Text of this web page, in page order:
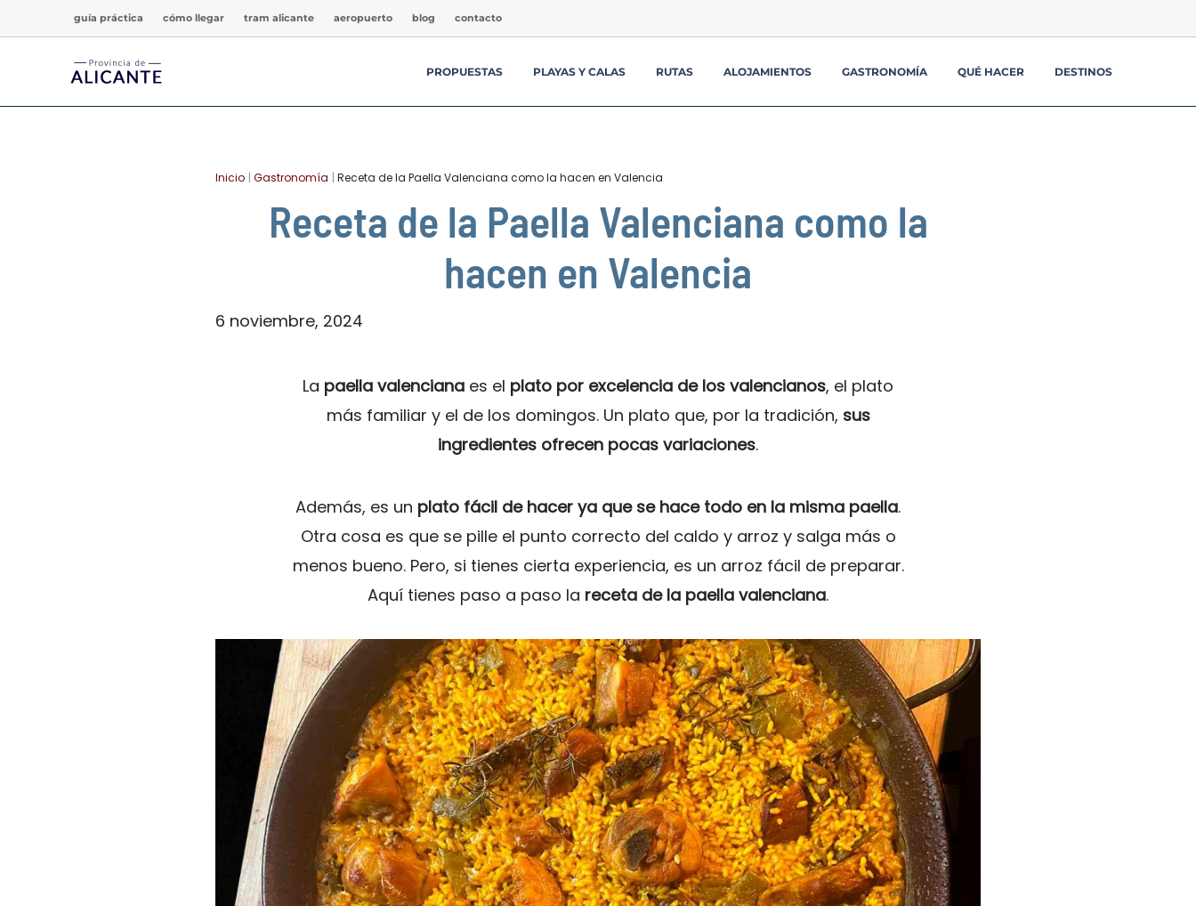
al
contenido
guía práctica cómo llegar tram alicante aeropuerto blog contacto
PROPUESTAS PLAYAS Y CALAS RUTAS ALOJAMIENTOS GASTRONOMÍA QUÉ HACER DESTINOS
Inicio Gastronomía Receta de la Paella Valenciana como la hacen en Valencia
Receta de la Paella Valenciana como la
hacen en Valencia
6 noviembre, 2024
La paella valenciana es el plato por excelencia de los valencianos, el plato
más familiar y el de los domingos. Un plato que, por la tradición, sus
ingredientes ofrecen pocas variaciones.
Además, es un plato fácil de hacer ya que se hace todo en la misma paella.
Otra cosa es que se pille el punto correcto del caldo y arroz y salga más o
menos bueno. Pero, si tienes cierta experiencia, es un arroz fácil de preparar.
Aquí tienes paso a paso la receta de la paella valenciana.